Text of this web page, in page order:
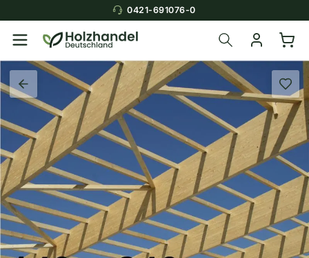
0421-691076-0